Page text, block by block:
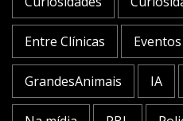
Entre Clínicas Eventos
GrandesAnimais IA